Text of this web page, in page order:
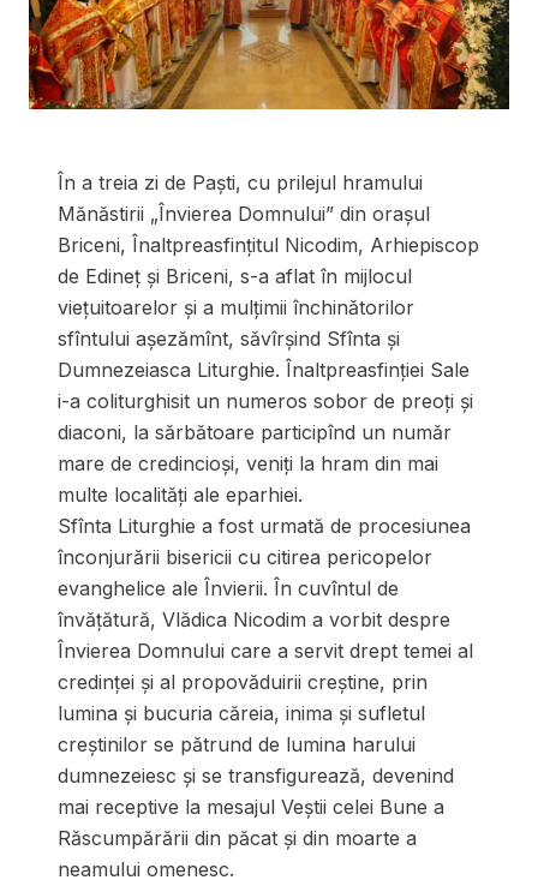
În a treia zi de Paști, cu prilejul hramului
Mănăstirii „Învierea Domnului” din orașul
Briceni, Înaltpreasfințitul Nicodim, Arhiepiscop
de Edineț și Briceni, s-a aflat în mijlocul
viețuitoarelor și a mulțimii închinătorilor
sfîntului așezămînt, săvîrșind Sfînta și
Dumnezeiasca Liturghie. Înaltpreasfinției Sale
i-a coliturghisit un numeros sobor de preoți și
diaconi, la sărbătoare participînd un număr
mare de credincioși, veniți la hram din mai
multe localități ale eparhiei.
Sfînta Liturghie a fost urmată de procesiunea
înconjurării bisericii cu citirea pericopelor
evanghelice ale Învierii. În cuvîntul de
învățătură, Vlădica Nicodim a vorbit despre
Învierea Domnului care a servit drept temei al
credinței și al propovăduirii creștine, prin
lumina și bucuria căreia, inima și sufletul
creștinilor se pătrund de lumina harului
dumnezeiesc și se transfigurează, devenind
mai receptive la mesajul Veștii celei Bune a
Răscumpărării din păcat și din moarte a
neamului omenesc.